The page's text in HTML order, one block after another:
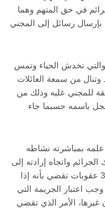
في حق المتهم وهما
بإرسال رسائل إلى المجني
والتي تخدش الحياء وتمس
من سمعة العائلات
للمجني عليه وذلك من
باسمه حسبما جاء
بمباشرته نشاطه
واتجاه إرادته إلى
تحقيق ذلك.ولما كانت المادة 32/1 عقوبات تقضي بأنه إذا
اعتبار الجريمة التي
غيرها، الأمر الذي تقضي